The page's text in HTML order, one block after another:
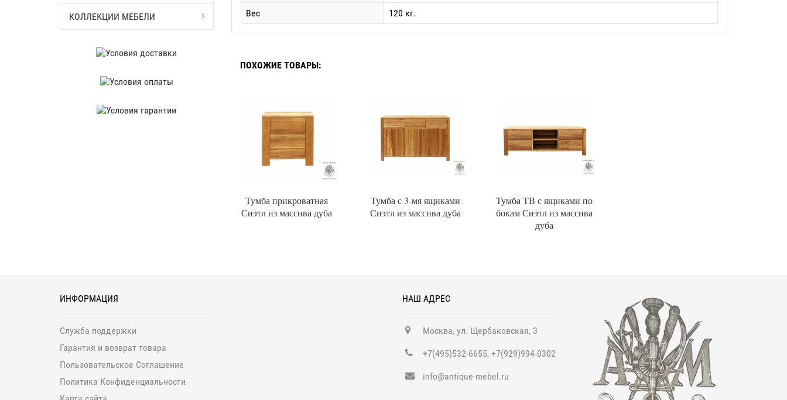
КОЛЛЕКЦИИ МЕБЕЛИ
Вес
120 кг.
ПОХОЖИЕ ТОВАРЫ:
Тумба прикроватная
Сиэтл из массива дуба
Тумба с 3-мя ящиками
Сиэтл из массива дуба
Тумба ТВ с ящиками по
бокам Сиэтл из массива
дуба
ИНФОРМАЦИЯ
Служба поддержки
Гарантия и возврат товара
Пользовательское Соглашение
Политика Конфиденциальности
НАШ АДРЕС
Москва, ул. Щербаковская, 3
+7(495)532-6655, +7(929)994-0302
info@antique-mebel.ru